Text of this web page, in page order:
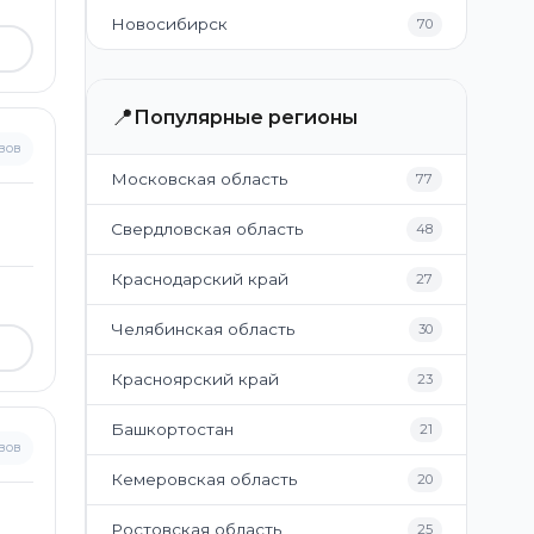
Новосибирск 70
📍 Популярные регионы
Московская область 77
Свердловская область 48
Краснодарский край 27
Челябинская область 30
Красноярский край 23
Башкортостан 21
Кемеровская область 20
Ростовская область 25